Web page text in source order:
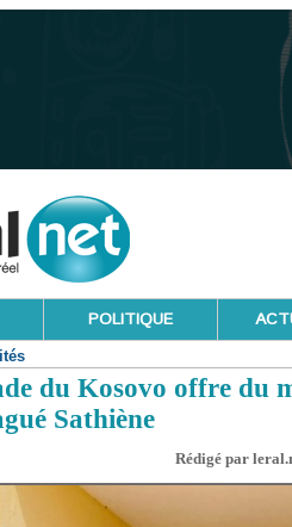
POLITIQUE
du Kosovo offre du
Sathiène
Rédigé par